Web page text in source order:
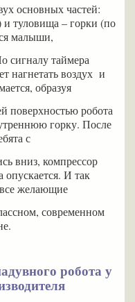
основных частей:
туловища – горки (по
малыши,
сигналу таймера
нагнетать воздух и
образуя
поверхностью робота
горку. После
с
вниз, компрессор
опускается. И так
желающие
современном
робота у